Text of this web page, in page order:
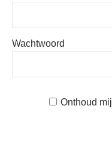
Wachtwoord
Onthoud mij